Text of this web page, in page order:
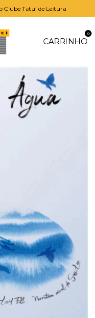
Clube Tatuí de Leitura
CARRINHO
0